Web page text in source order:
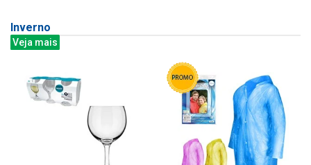
Inverno
Veja mais